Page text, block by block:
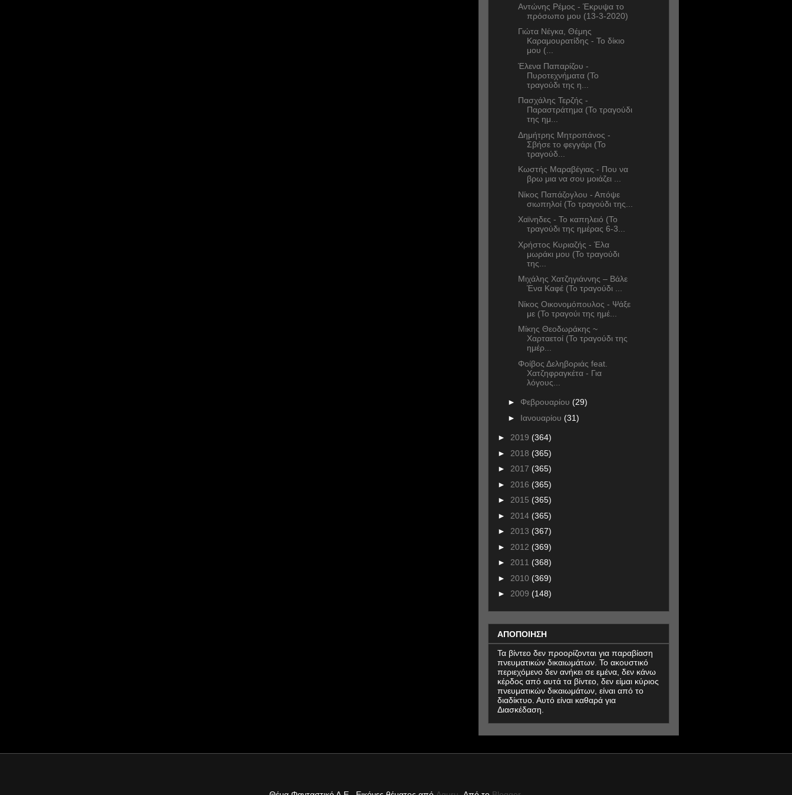
Αντώνης Ρέμος - Έκρυψα το
πρόσωπο μου (13-3-2020)
Γιώτα Νέγκα, Θέμης
Καραμουρατίδης - Το δίκιο
μου (...
Έλενα Παπαρίζου -
Πυροτεχνήματα (Το
τραγούδι της η...
Πασχάλης Τερζής -
Παραστράτημα (Το τραγούδι
της ημ...
Δημήτρης Μητροπάνος -
Σβήσε το φεγγάρι (Το
τραγούδ...
Κωστής Μαραβέγιας - Που να
βρω μια να σου μοιάζει ...
Νίκος Παπάζογλου - Απόψε
σιωπηλοί (Το τραγούδι της...
Χαϊνηδες - Το καπηλειό (Το
τραγούδι της ημέρας 6-3...
Χρήστος Κυριαζής - Έλα
μωράκι μου (Το τραγούδι
της...
Μιχάλης Χατζηγιάννης – Βάλε
Ένα Καφέ (Το τραγούδι ...
Νίκος Οικονομόπουλος - Ψάξε
με (Το τραγούι της ημέ...
Μίκης Θεοδωράκης ~
Χαρταετοί (Το τραγούδι της
ημέρ...
Φοίβος Δεληβοριάς feat.
Χατζηφραγκέτα - Για
λόγους...
► Φεβρουαρίου (29)
► Ιανουαρίου (31)
► 2019 (364)
► 2018 (365)
► 2017 (365)
► 2016 (365)
► 2015 (365)
► 2014 (365)
► 2013 (367)
► 2012 (369)
► 2011 (368)
► 2010 (369)
► 2009 (148)
ΑΠΟΠΟΙΗΣΗ
Τα βίντεο δεν προορίζονται για παραβίαση
πνευματικών δικαιωμάτων. Το ακουστικό
περιεχόμενο δεν ανήκει σε εμένα, δεν κάνω
κέρδος από αυτά τα βίντεο, δεν είμαι κύριος
πνευματικών δικαιωμάτων, είναι από το
διαδίκτυο. Αυτό είναι καθαρά για
Διασκέδαση.